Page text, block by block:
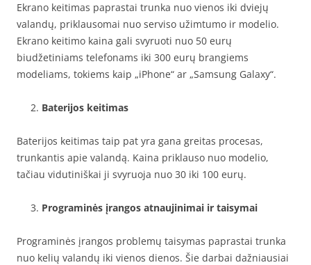
Ekrano keitimas paprastai trunka nuo vienos iki dviejų
valandų, priklausomai nuo serviso užimtumo ir modelio.
Ekrano keitimo kaina gali svyruoti nuo 50 eurų
biudžetiniams telefonams iki 300 eurų brangiems
modeliams, tokiems kaip „iPhone“ ar „Samsung Galaxy“.
Baterijos keitimas
Baterijos keitimas taip pat yra gana greitas procesas,
trunkantis apie valandą. Kaina priklauso nuo modelio,
tačiau vidutiniškai ji svyruoja nuo 30 iki 100 eurų.
Programinės įrangos atnaujinimai ir taisymai
Programinės įrangos problemų taisymas paprastai trunka
nuo kelių valandų iki vienos dienos. Šie darbai dažniausiai